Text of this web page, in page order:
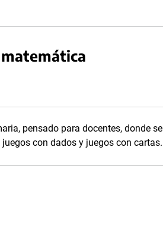
pensado para docentes, donde se
con dados y juegos con cartas.